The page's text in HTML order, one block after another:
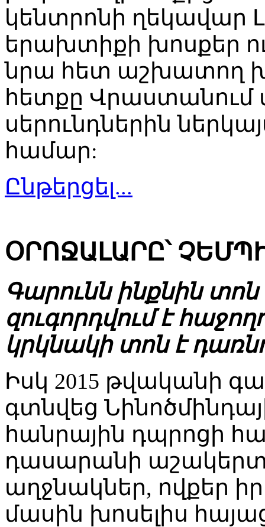
կենտրոնի ղեկավար
երախտիքի խոսքեր
նրա հետ աշխատող
հետքը Վրաստանում
սերունդներին
համար:
Ընթերցել...
ՕՐՈՋԱԼԱՐԸ՝
Գարունն ինքնին տոն
զուգորդվում է
կրկնակի տոն է
Իսկ 2015 թվականի
գտնվեց
հանրային դպրոցի
դասարանի
աղջնակներ, ովքեր
մասին խոսելիս